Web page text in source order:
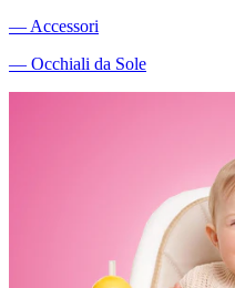
― Accessori
― Occhiali da Sole